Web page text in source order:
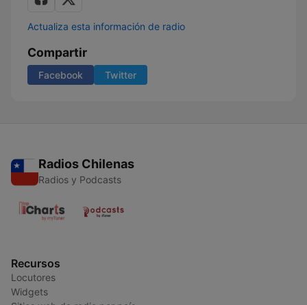
Actualiza esta información de radio
Compartir
Facebook Twitter
Radios Chilenas
Radios y Podcasts
Recursos
Locutores
Widgets